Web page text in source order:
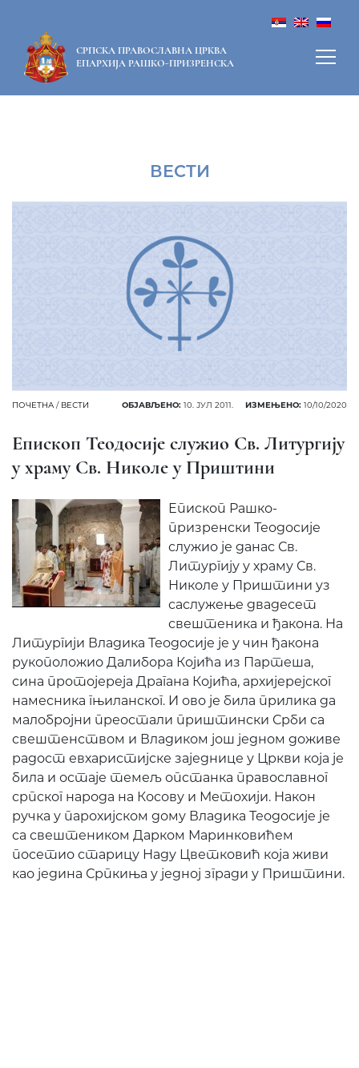
СРПСКА ПРАВОСЛАВНА ЦРКВА
ЕПАРХИЈА РАШКО-ПРИЗРЕНСКА
ВЕСТИ
ПОЧЕТНА / ВЕСТИ ОБЈАВЉЕНО: 10. ЈУЛ 2011. ИЗМЕЊЕНО: 10/10/2020
Епископ Теодосије служио Св. Литургију
у храму Св. Николе у Приштини
Епископ Рашко-
призренски Теодосије
служио је данас Св.
Литургију у храму Св.
Николе у Приштини уз
саслужење двадесет
свештеника и ђакона. На
Литургији Владика Теодосије је у чин ђакона
рукоположио Далибора Којића из Партеша,
сина протојереја Драгана Којића, архијерејског
намесника гњиланског. И ово је била прилика да
малобројни преостали приштински Срби са
свештенством и Владиком још једном доживе
радост евхаристијске заједнице у Цркви која је
била и остаје темељ опстанка православног
српског народа на Косову и Метохији. Након
ручка у парохијском дому Владика Теодосије је
са свештеником Дарком Маринковићем
посетио старицу Наду Цветковић која живи
као једина Српкиња у једној згради у Приштини.